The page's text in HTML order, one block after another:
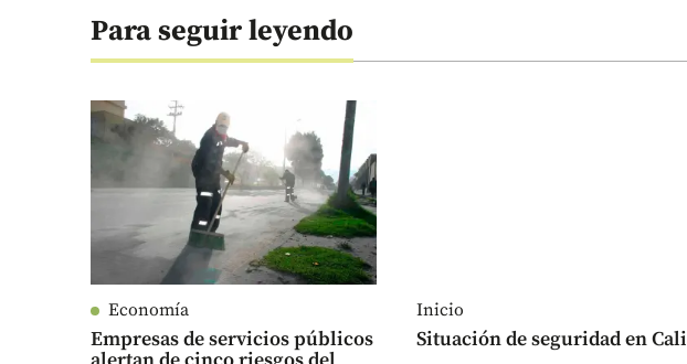
Para seguir leyendo
Economía
Empresas de servicios públicos
Inicio
Situación de seguridad en Cali